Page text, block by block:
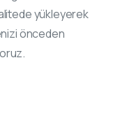
yükleyerek
önceden